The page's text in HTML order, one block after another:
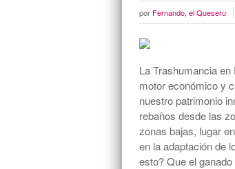
por Fernando, el Queseru
La Trashumancia
motor económico y
nuestro patrimonio
rebaños desde las
zonas bajas, lugar
en la adaptación de
esto? Que el